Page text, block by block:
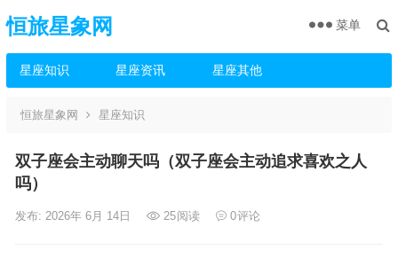
恒旅星象网
星座知识 星座资讯 星座其他
菜单
恒旅星象网 星座知识
双子座会主动聊天吗（双子座会主动追求喜欢之人
吗）
发布: 2026年 6月 14日 25阅读 0评论